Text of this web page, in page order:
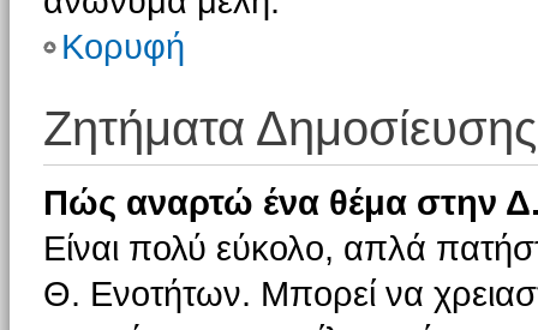
Κορυφή
Ζητήματα Δημοσίευσης
Πώς αναρτώ ένα θέμα στην
Είναι πολύ εύκολο, απλά
Θ. Ενοτήτων. Μπορεί να